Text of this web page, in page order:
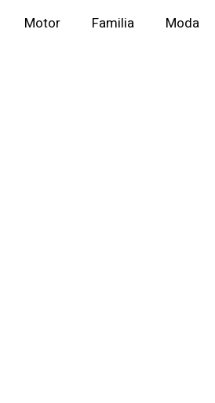
Motor Familia Moda